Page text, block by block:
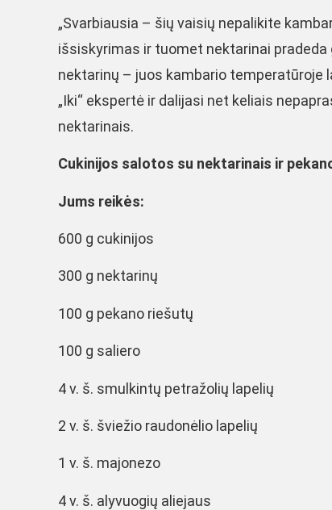
„Svarbiausia – šių vaisių nepalikite
išsiskyrimas ir tuomet nektarinai
nektarinų – juos kambario temperatūroje
„Iki“ ekspertė ir dalijasi net keliais
nektarinais.
Cukinijos salotos su nektarinais ir
Jums reikės:
600 g cukinijos
300 g nektarinų
100 g pekano riešutų
100 g saliero
4 v. š. smulkintų petražolių lapelių
2 v. š. šviežio raudonėlio lapelių
1 v. š. majonezo
4 v. š. alyvuogių aliejaus